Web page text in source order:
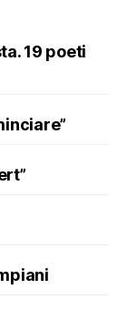
19 poeti